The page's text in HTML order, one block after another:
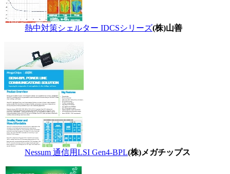
熱中対策シェルター IDCSシリーズ(株)山善
Nessum 通信用LSI Gen4-BPL(株)メガチップス